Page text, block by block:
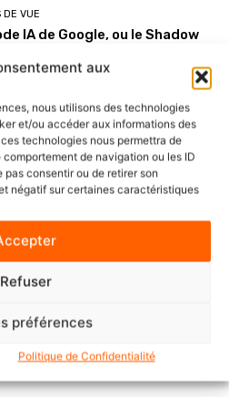
aux
nous utilisons des technologies
et/ou accéder aux informations des
technologies nous permettra de
de navigation ou les ID
pas consentir ou de retirer son
négatif sur certaines caractéristiques
Refuser
préférences
Politique de Confidentialité
DE VUE
IA de Google, ou le Shadow
ET CARNETS
nomme Marc Dollois au poste
Leader pour la France et
francophone